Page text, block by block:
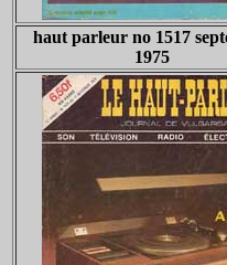
haut parleur no 1517
1975